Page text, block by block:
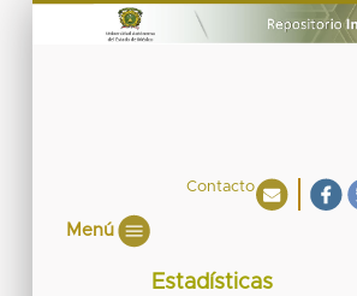
Contacto
Menú
Estadísticas